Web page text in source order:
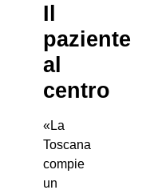
Il
paziente
al
centro
«La
Toscana
compie
un